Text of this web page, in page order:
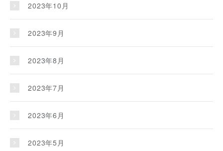
2023年10月
2023年9月
2023年8月
2023年7月
2023年6月
2023年5月